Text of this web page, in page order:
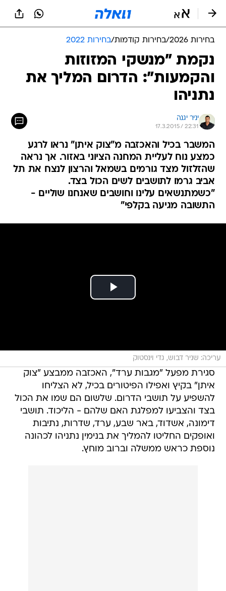
בחירות 2026 /בחירות קודמות/בחירות 2022
נקמת "מנשקי המזוזות
והקמעות": הדרום המליך את
נתניהו
יניר יגנה
17.3.2015 / 22:31
המשבר בכיל והאכזבה מ"צוק איתן" נראו לרגע
כמצע נוח לעליית המחנה הציוני באזור. אך נראה
שהזלזול מצד גורמים בשמאל והרצון לנצח את תל
אביב גרמו לתושבים לשים הכול בצד.
"כשמתנשאים עלינו וחושבים שאנחנו שוליים -
התשובה מגיעה בקלפי"
עריכה: שניר דבוש, גדי וינסטוק
סגירת מפעל "מגבות ערד", האכזבה ממבצע "צוק
איתן" בקיץ ואפילו הפיטורים בכיל, לא הצליחו
להשפיע על תושבי הדרום. שלשום הם שמו את הכול
בצד והצביעו למפלגת האם שלהם - הליכוד. תושבי
דימונה, אשדוד, באר שבע, ערד, שדרות, נתיבות
ואופקים החליטו להמליך את בנימין נתניהו לכהונה
נוספת כראש ממשלה וברוב מוחץ.